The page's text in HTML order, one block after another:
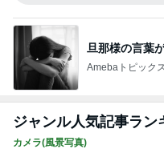
旦那様の言葉
Amebaトピックス
ジャンル人気記事ラン
カメラ(風景写真)